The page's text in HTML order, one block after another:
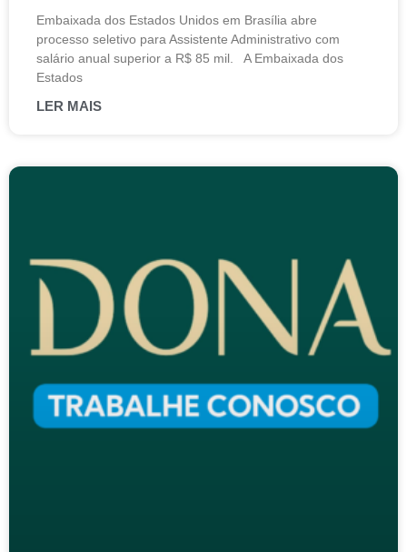
Embaixada dos Estados Unidos em Brasília abre
processo seletivo para Assistente Administrativo com
salário anual superior a R$ 85 mil. A Embaixada dos
Estados
LER MAIS